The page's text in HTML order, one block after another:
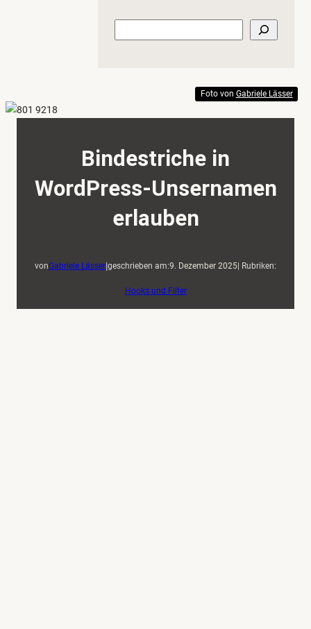
Bindestriche in
WordPress-Unsernamen
erlauben
vonGabriele Lässer|geschrieben am:9. Dezember 2025| Rubriken:
Hooks und Filter
Foto von Gabriele Lässer